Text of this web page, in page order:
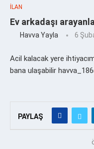
İLAN
Ev arkadaşı
Havva Yayla 6
Acil kalacak yere
bana ulaşabilir
PAYLAŞ